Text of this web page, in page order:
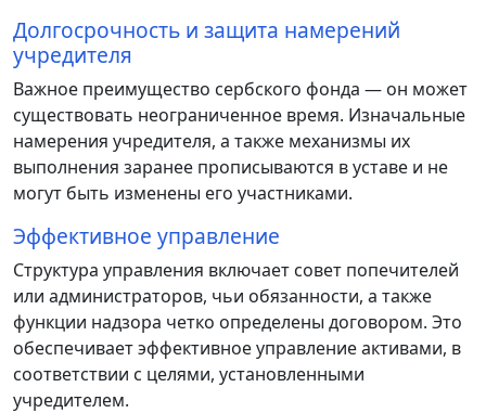
Долгосрочность и защита намерений
учредителя
Важное преимущество сербского фонда — он может
существовать неограниченное время. Изначальные
намерения учредителя, а также механизмы их
выполнения заранее прописываются в уставе и не
могут быть изменены его участниками.
Эффективное управление
Структура управления включает совет попечителей
или администраторов, чьи обязанности, а также
функции надзора четко определены договором. Это
обеспечивает эффективное управление активами, в
соответствии с целями, установленными
учредителем.